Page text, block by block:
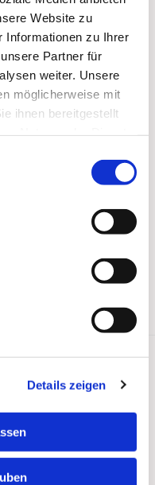
Website zu
Informationen zu Ihrer
Partner für
weiter. Unsere
möglicherweise mit
ihnen bereitgestellt
Details zeigen